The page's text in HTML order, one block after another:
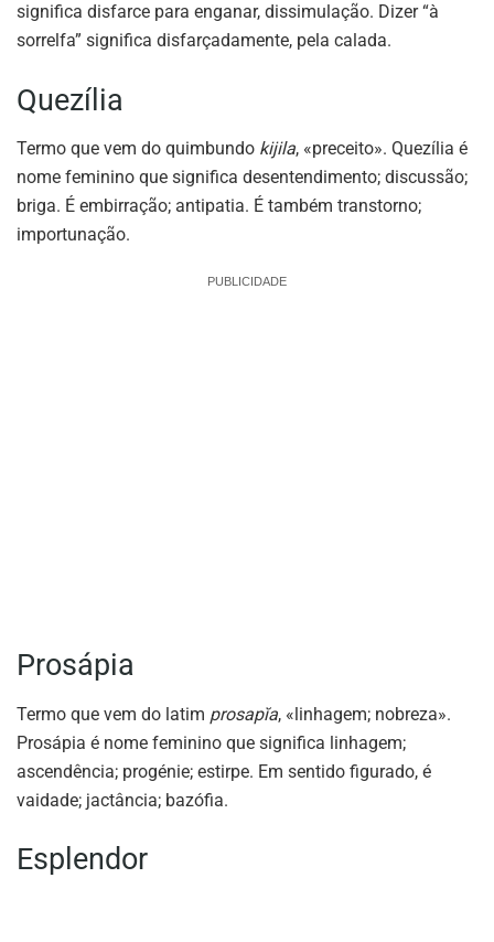
significa disfarce para enganar, dissimulação. Dizer “à
sorrelfa” significa disfarçadamente, pela calada.
Quezília
Termo que vem do quimbundo kijila, «preceito». Quezília é
nome feminino que significa desentendimento; discussão;
briga. É embirração; antipatia. É também transtorno;
importunação.
PUBLICIDADE
Prosápia
Termo que vem do latim prosapĭa, «linhagem; nobreza».
Prosápia é nome feminino que significa linhagem;
ascendência; progénie; estirpe. Em sentido figurado, é
vaidade; jactância; bazófia.
Esplendor